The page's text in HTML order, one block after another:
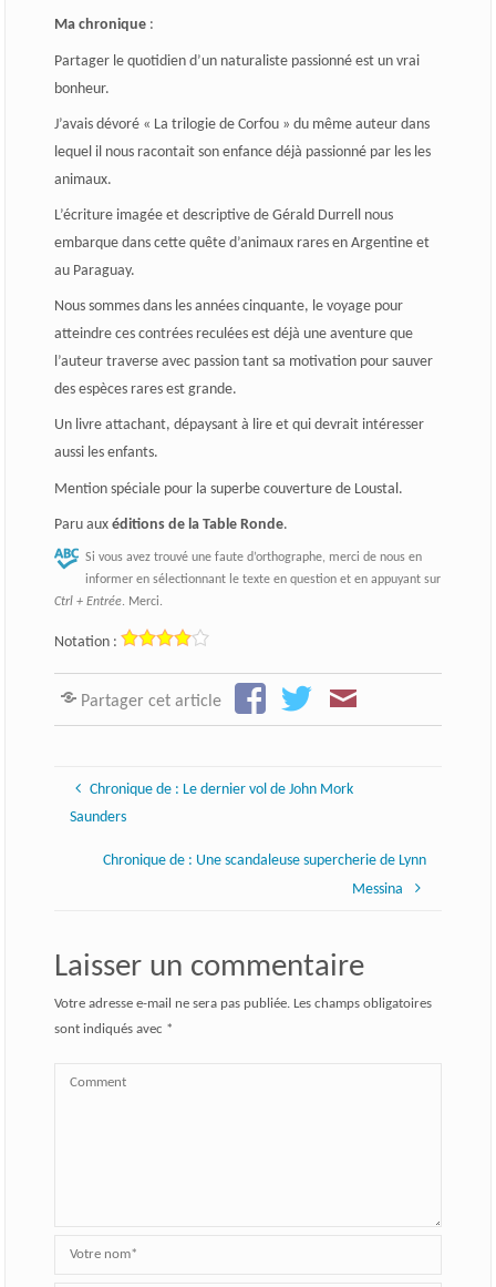
Ma chronique:
Partager le quotidien d’un naturaliste passionné est un vrai
bonheur.
J’avais dévoré « La trilogie de Corfou » du même auteur dans
lequel il nous racontait son enfance déjà passionné par les les
animaux.
L’écriture imagée et descriptive de Gérald Durrell nous
embarque dans cette quête d’animaux rares en Argentine et
au Paraguay.
Nous sommes dans les années cinquante, le voyage pour
atteindre ces contrées reculées est déjà une aventure que
l’auteur traverse avec passion tant sa motivation pour sauver
des espèces rares est grande.
Un livre attachant, dépaysant à lire et qui devrait intéresser
aussi les enfants.
Mention spéciale pour la superbe couverture de Loustal.
Paru aux éditions de la Table Ronde.
Si vous avez trouvé une faute d’orthographe, merci de nous en
informer en sélectionnant le texte en question et en appuyant sur
Ctrl + Entrée. Merci.
Notation :
Partager cet article
Chronique de : Le dernier vol de John Mork
Saunders
Chronique de : Une scandaleuse supercherie de Lynn
Messina
Laisser un commentaire
Votre adresse e-mail ne sera pas publiée. Les champs obligatoires
sont indiqués avec *